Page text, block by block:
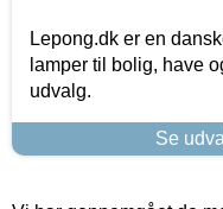
Lepong.dk er en
lamper til bolig, have
udvalg.
Se